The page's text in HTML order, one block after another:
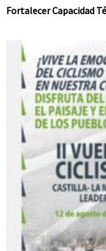
Fortalecer Capacidad